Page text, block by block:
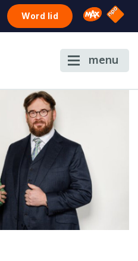
Word lid Omroep
NPO
menu